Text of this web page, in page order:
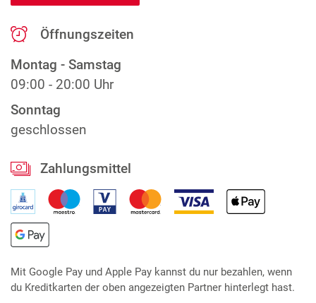
Öffnungszeiten
Montag - Samstag
09:00 - 20:00 Uhr
Sonntag
geschlossen
Zahlungsmittel
Mit Google Pay und Apple Pay kannst du nur bezahlen, wenn
du Kreditkarten der oben angezeigten Partner hinterlegt hast.